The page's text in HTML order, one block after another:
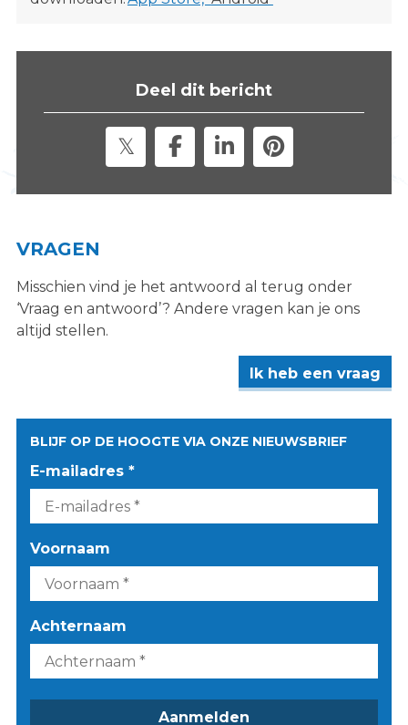
Deel dit bericht
VRAGEN
Misschien vind je het antwoord al terug onder
‘Vraag en antwoord’? Andere vragen kan je ons
altijd stellen.
Ik heb een vraag
BLIJF OP DE HOOGTE VIA ONZE NIEUWSBRIEF
E-mailadres *
Voornaam
Achternaam